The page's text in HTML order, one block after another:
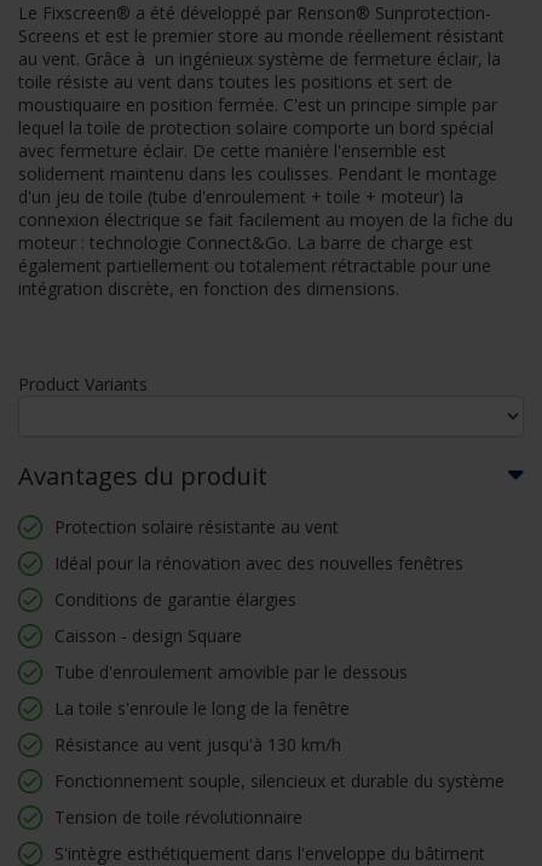
Le Fixscreen® a été développé par Renson® Sunprotection-
Screens et est le premier store au monde réellement résistant
au vent. Grâce à un ingénieux système de fermeture éclair, la
toile résiste au vent dans toutes les positions et sert de
moustiquaire en position fermée. C'est un principe simple par
lequel la toile de protection solaire comporte un bord spécial
avec fermeture éclair. De cette manière l'ensemble est
solidement maintenu dans les coulisses. Pendant le montage
d'un jeu de toile (tube d'enroulement + toile + moteur) la
connexion électrique se fait facilement au moyen de la fiche du
moteur : technologie Connect&Go. La barre de charge est
également partiellement ou totalement rétractable pour une
intégration discrète, en fonction des dimensions.
Product Variants
Avantages du produit
Protection solaire résistante au vent
Idéal pour la rénovation avec des nouvelles fenêtres
Conditions de garantie élargies
Caisson - design Square
Tube d'enroulement amovible par le dessous
La toile s'enroule le long de la fenêtre
Résistance au vent jusqu'à 130 km/h
Fonctionnement souple, silencieux et durable du système
Tension de toile révolutionnaire
S'intègre esthétiquement dans l'enveloppe du bâtiment